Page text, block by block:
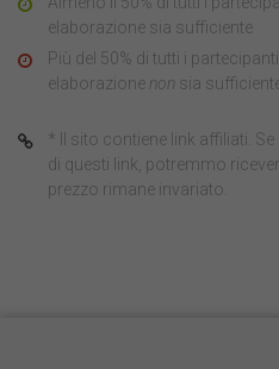
elaborazione sia sufficiente
Più del 50% di tutti i
elaborazione non sia
* Il sito contiene link affiliati.
di questi link, potremmo
prezzo rimane invariato.